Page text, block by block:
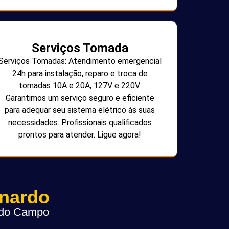
Serviços Tomada
Tomadas: Atendimento emergencial
24h para instalação, reparo e troca de
tomadas 10A e 20A, 127V e 220V.
Garantimos um serviço seguro e eficiente
para adequar seu sistema elétrico às suas
necessidades. Profissionais qualificados
prontos para atender. Ligue agora!
Campo